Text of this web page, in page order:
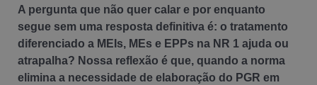
A pergunta que não quer calar e por enquanto
segue sem uma resposta definitiva é: o tratamento
diferenciado a MEIs, MEs e EPPs na NR 1 ajuda ou
atrapalha? Nossa reflexão é que, quando a norma
elimina a necessidade de elaboração do PGR em